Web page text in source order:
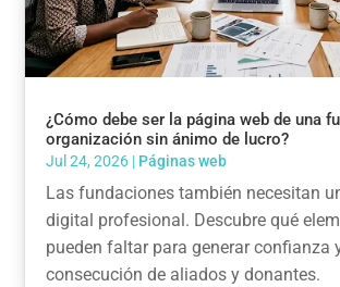
¿Cómo debe ser la página web de una
organización sin ánimo de lucro?
Jul 24, 2026 | Páginas web
Las fundaciones también necesitan
digital profesional. Descubre qué
pueden faltar para generar confianza
consecución de aliados y donantes.